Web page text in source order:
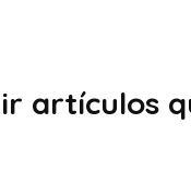
artículos